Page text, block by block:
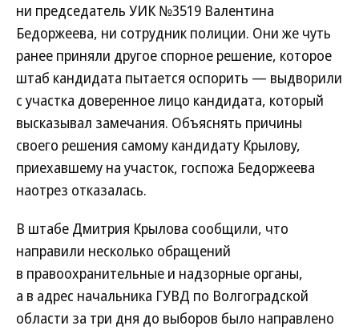
ни председатель УИК №3519 Валентина
Бедоржеева, ни сотрудник полиции. Они же чуть
ранее приняли другое спорное решение, которое
штаб кандидата пытается оспорить — выдворили
с участка доверенное лицо кандидата, который
высказывал замечания. Объяснять причины
своего решения самому кандидату Крылову,
приехавшему на участок, госпожа Бедоржеева
наотрез отказалась.
В штабе Дмитрия Крылова сообщили, что
направили несколько обращений
в правоохранительные и надзорные органы,
а в адрес начальника ГУВД по Волгоградской
области за три дня до выборов было направлено